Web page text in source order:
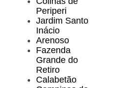
Periperi
Jardim Santo
Inácio
Arenoso
Fazenda
Grande do
Retiro
Calabetão